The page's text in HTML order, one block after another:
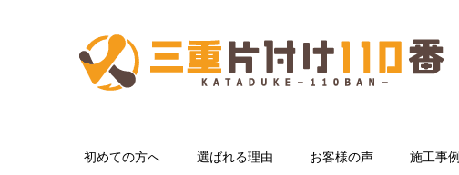
初めての方へ 選ばれる理由 お客様の声 施工事例